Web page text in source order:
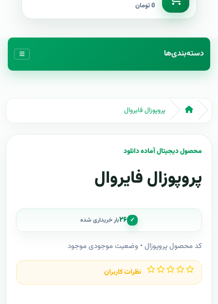
0 تومان
دسته‌بندی‌ها
پروپوزال فایروال
محصول دیجیتال آماده دانلود
پروپوزال فایروال
✓ ۲۶بار خریداری شده
کد محصول پروپوزال • وضعیت موجودی موجود
نظرات کاربران